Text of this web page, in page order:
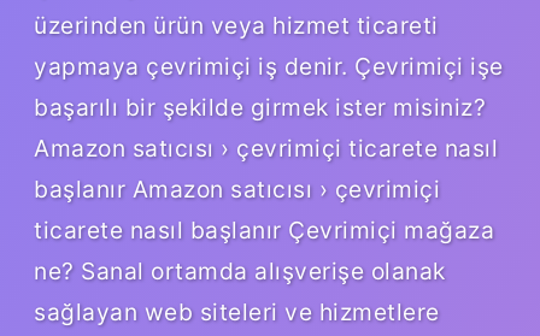
üzerinden ürün veya hizmet ticareti
yapmaya çevrimiçi iş denir. Çevrimiçi işe
başarılı bir şekilde girmek ister misiniz?
Amazon satıcısı › çevrimiçi ticarete nasıl
başlanır Amazon satıcısı › çevrimiçi
ticarete nasıl başlanır Çevrimiçi mağaza
ne? Sanal ortamda alışverişe olanak
sağlayan web siteleri ve hizmetlere